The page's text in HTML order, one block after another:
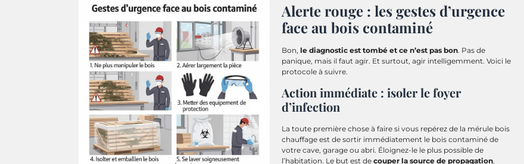
Alerte rouge : les gestes d’urgence
face au bois contaminé
Bon,le diagnostic est tombé et ce n’est pas bon. Pas de
panique, mais il faut agir. Et surtout, agir intelligemment. Voici le
protocole à suivre.
Action immédiate : isoler le foyer
d’infection
La toute première chose à faire si vous repérez de la mérule bois
chauffage est de sortir immédiatement le bois contaminé de
votre cave, garage ou abri. Éloignez-le le plus possible de
l’habitation. Le but est decouper la source de propagation.